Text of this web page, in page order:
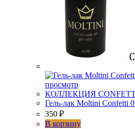
просмотр
КОЛЛЕКЦИЯ
Гель-лак Moltini Confetti
350 ₽
В корзину